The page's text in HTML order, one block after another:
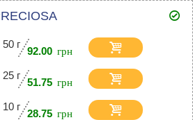
50 г
92.00
25 г
51.75
10 г
28.75